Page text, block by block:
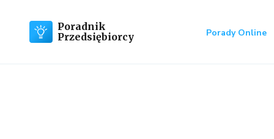
Poradnik
Przedsiębiorcy
Porady Online